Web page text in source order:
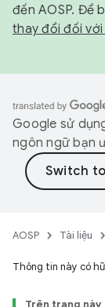
đến AOSP. Để
thay đổi đối với
Google sử
ngôn ngữ bạn
AOSP Tài liệu
Thông tin này có
Trên trang này